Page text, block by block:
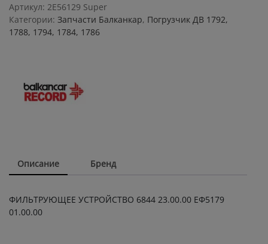
23.00.00
ЕФ5179
01.00.00
Артикул: 2E56129 Super
Категории: Запчасти Балканкар, Погрузчик ДВ 1792,
1788, 1794, 1784, 1786
Описание Бренд
ФИЛЬТРУЮЩЕЕ УСТРОЙСТВО 6844 23.00.00 ЕФ5179
01.00.00